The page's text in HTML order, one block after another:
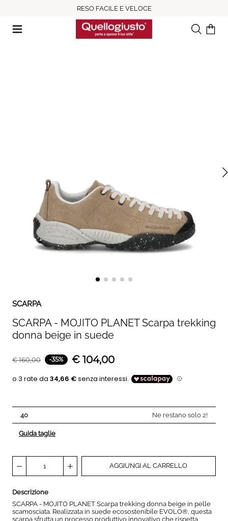
RESO FACILE E VELOCE
RicercaIl tuo
SCARPA
SCARPA - MOJITO PLANET Scarpa trekking
donna beige in suede
€160,00 -35% € 104,00
40 Ne restano solo 2!
Guida taglie
AGGIUNGI AL CARRELLO
Descrizione
SCARPA - MOJITO PLANET Scarpa trekking donna beige in pelle
scamosciata. Realizzata in suede ecosostenibile EVOLO®, questa
scarpa sfrutta un processo produttivo innovativo che rispetta